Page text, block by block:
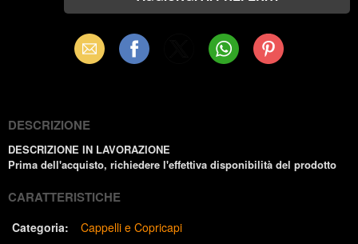
Email Facebook WhatsAppPinterest
DESCRIZIONE
DESCRIZIONE IN LAVORAZIONE
Prima dell'acquisto, richiedere l'effettiva disponibilità del prodotto
CARATTERISTICHE
Categoria: Cappelli e Copricapi